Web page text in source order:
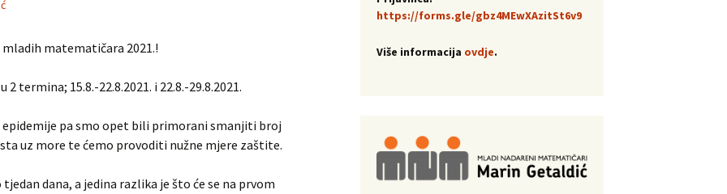
matematičara 2021.!
termina; 15.8.-22.8.2021. i 22.8.-29.8.2021.
pa smo opet bili primorani smanjiti broj
uz more te ćemo provoditi nužne mjere zaštite.
dana, a jedina razlika je što će se na prvom
https://forms.gle/gbz4MEwXAzitSt6v9
Više informacija ovdje.